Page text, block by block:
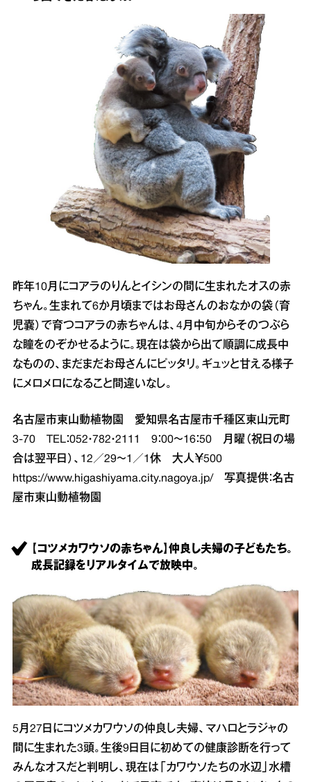
昨年10月にコアラのりんとイシンの間に生まれたオスの赤
ちゃん。生まれて6か月頃まではお母さんのおなかの袋（育
児嚢）で育つコアラの赤ちゃんは、4月中旬からそのつぶら
な瞳をのぞかせるように。現在は袋から出て順調に成長中
なものの、まだまだお母さんにピッタリ。ギュッと甘える様子
にメロメロになること間違いなし。
名古屋市東山動植物園 愛知県名古屋市千種区東山元町
3‐70 TEL：052・782・2111 9：00～16：50 月曜（祝日の場
合は翌平日）、12／29～1／1休 大人￥500
https://www.higashiyama.city.nagoya.jp/ 写真提供：名古
屋市東山動植物園
【コツメカワウソの赤ちゃん】仲良し夫婦の子どもたち。
成長記録をリアルタイムで放映中。
5月27日にコツメカワウソの仲良し夫婦、マハロとラジャの
間に生まれた3頭。生後9日目に初めての健康診断を行って
みんなオスだと判明し、現在は「カワウソたちの水辺」水槽